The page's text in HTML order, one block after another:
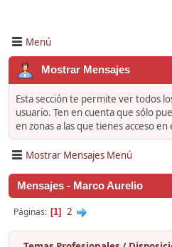
Menú
Mostrar Mensajes
Esta sección te permite ver todos
usuario. Ten en cuenta que sólo
en zonas a las que tienes acceso
Mostrar Mensajes Menú
Mensajes - Marco Aurelio
Páginas 1 2